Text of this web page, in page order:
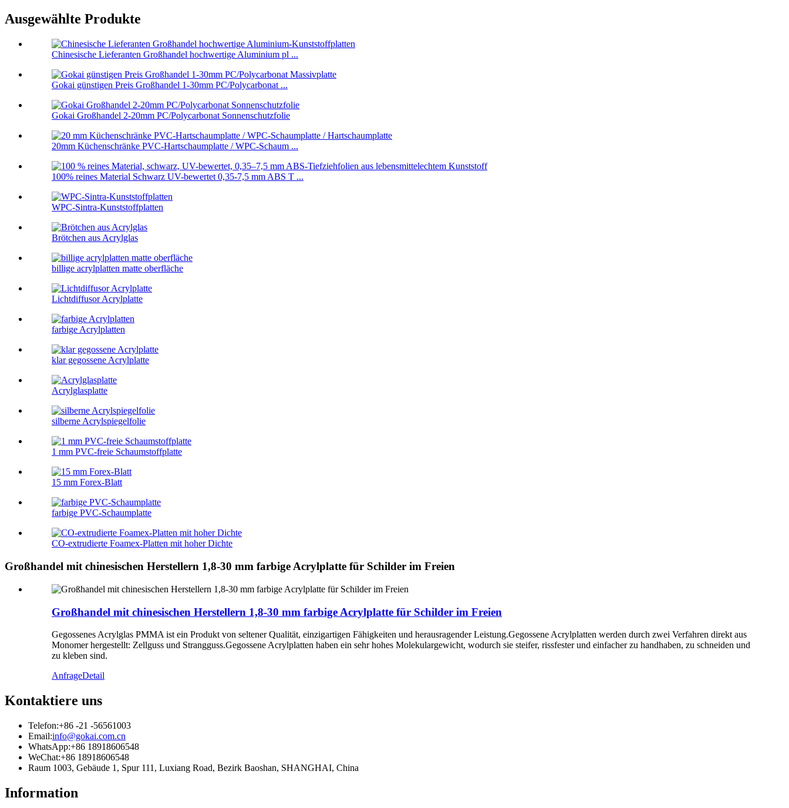
Ausgewählte Produkte
Chinesische Lieferanten Großhandel hochwertige Aluminium pl ...
Gokai günstigen Preis Großhandel 1-30mm PC/Polycarbonat ...
Gokai Großhandel 2-20mm PC/Polycarbonat Sonnenschutzfolie
20mm Küchenschränke PVC-Hartschaumplatte / WPC-Schaum ...
100% reines Material Schwarz UV-bewertet 0,35-7,5 mm ABS T ...
WPC-Sintra-Kunststoffplatten
Brötchen aus Acrylglas
billige acrylplatten matte oberfläche
Lichtdiffusor Acrylplatte
farbige Acrylplatten
klar gegossene Acrylplatte
Acrylglasplatte
silberne Acrylspiegelfolie
1 mm PVC-freie Schaumstoffplatte
15 mm Forex-Blatt
farbige PVC-Schaumplatte
CO-extrudierte Foamex-Platten mit hoher Dichte
Großhandel mit chinesischen Herstellern 1,8-30 mm farbige Acrylplatte für Schilder im Freien
Großhandel mit chinesischen Herstellern 1,8-30 mm farbige Acrylplatte für Schilder im Freien
Gegossenes Acrylglas PMMA ist ein Produkt von seltener Qualität, einzigartigen Fähigkeiten und herausragender Leistung.Gegossene Acrylplatten werden durch zwei Verfahren direkt aus
Monomer hergestellt: Zellguss und Strangguss.Gegossene Acrylplatten haben ein sehr hohes Molekulargewicht, wodurch sie steifer, rissfester und einfacher zu handhaben, zu schneiden und
zu kleben sind.
AnfrageDetail
Kontaktiere uns
Telefon:+86 -21 -56561003
Email:info@gokai.com.cn
WhatsApp:+86 18918606548
WeChat:+86 18918606548
Raum 1003, Gebäude 1, Spur 111, Luxiang Road, Bezirk Baoshan, SHANGHAI, China
Information